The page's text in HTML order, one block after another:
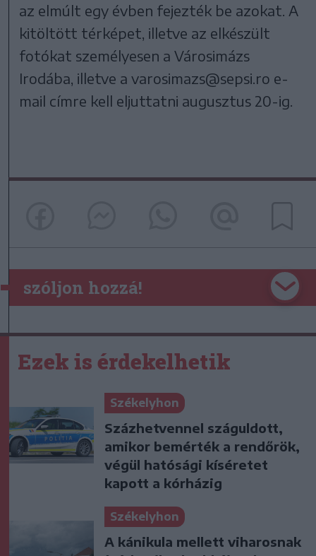
az elmúlt egy évben fejezték be azokat. A
kitöltött térképet, illetve az elkészült
fotókat személyesen a Városimázs
Irodába, illetve a varosimazs@sepsi.ro e-
mail címre kell eljuttatni augusztus 20-ig.
szóljon hozzá!
Ezek is érdekelhetik
Székelyhon
Százhetvennel száguldott,
amikor bemérték a rendőrök,
végül hatósági kíséretet
kapott a kórházig
Székelyhon
A kánikula mellett viharosnak